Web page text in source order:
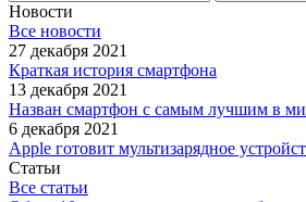
Новости
Все новости
27 декабря 2021
Краткая история смартфона
13 декабря 2021
Назван смартфон с самым лучшим в
6 декабря 2021
Apple готовит мультизарядное
Статьи
Все статьи